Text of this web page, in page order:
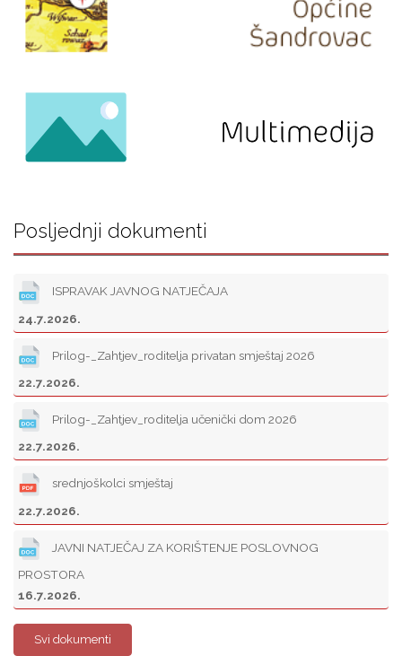
Posljednji dokumenti
ISPRAVAK JAVNOG NATJEČAJA
24.7.2026.
Prilog-_Zahtjev_roditelja privatan smještaj 2026
22.7.2026.
Prilog-_Zahtjev_roditelja učenički dom 2026
22.7.2026.
srednjoškolci smještaj
22.7.2026.
JAVNI NATJEČAJ ZA KORIŠTENJE POSLOVNOG
PROSTORA
16.7.2026.
Svi dokumenti